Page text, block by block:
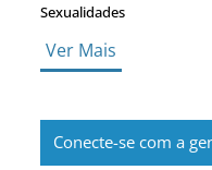
Sexualidades
Ver Mais
Conecte-se com a